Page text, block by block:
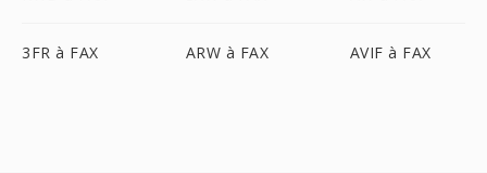
3FR à FAX ARW à FAX AVIF à FAX